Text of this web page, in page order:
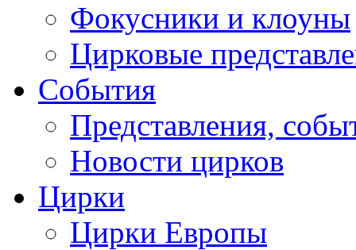
Фокусники и клоуны
Цирковые
События
Представления,
Новости цирков
Цирки
Цирки Европы